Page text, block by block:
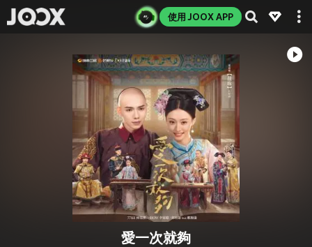
使用 JOOX APP
愛一次就夠